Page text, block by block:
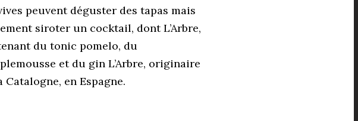
peuvent déguster des tapas mais
siroter un cocktail, dont L’Arbre,
du tonic pomelo, du
et du gin L’Arbre, originaire
Catalogne, en Espagne.